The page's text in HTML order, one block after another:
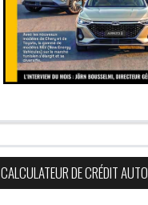
CALCULATEUR DE CRÉDIT AUTO